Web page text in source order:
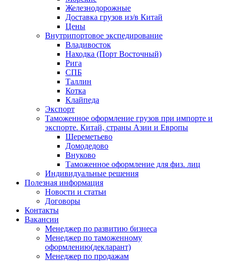
Железнодорожные
Доставка грузов из/в Китай
Цены
Внутрипортовое экспедирование
Владивосток
Находка (Порт Восточный)
Рига
СПБ
Таллин
Котка
Клайпеда
Экспорт
Таможенное оформление грузов при импорте и
экспорте. Китай, страны Азии и Европы
Шереметьево
Домодедово
Внуково
Таможенное оформление для физ. лиц
Индивидуальные решения
Полезная информация
Новости и статьи
Договоры
Контакты
Вакансии
Менеджер по развитию бизнеса
Менеджер по таможенному
оформлению(декларант)
Менеджер по продажам